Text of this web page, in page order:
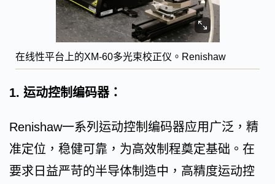
在线性平台上的XM-60多光束校正仪。Renishaw
1. 运动控制编码器：
Renishaw一系列运动控制编码器应用广泛，精
准定位，稳健可靠，为高效制程奠定基础。在
要求日益严苛的半导体制造中，高精度运动控